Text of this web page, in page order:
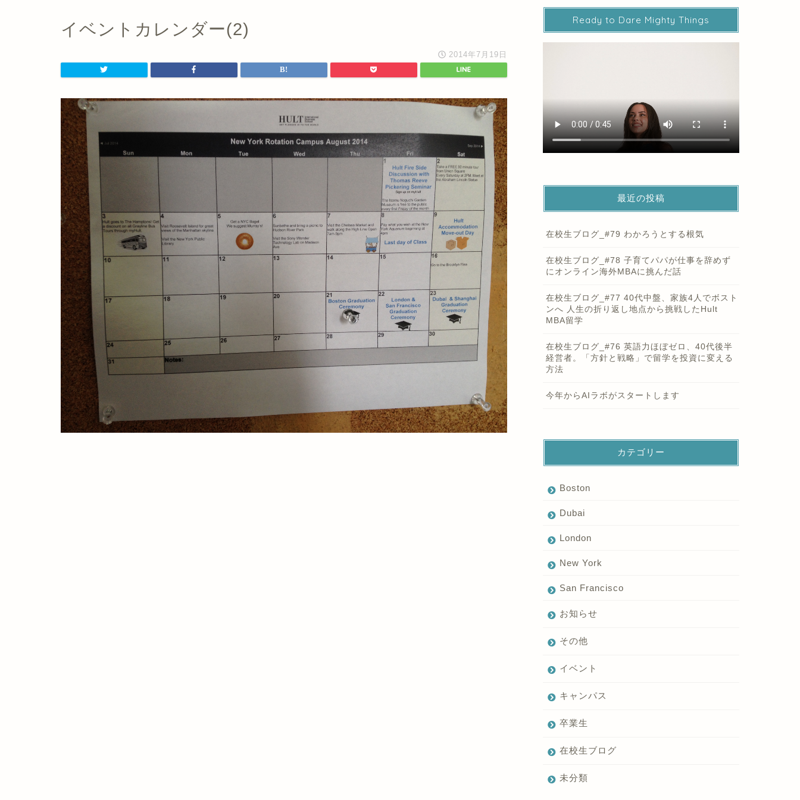
イベントカレンダー(2)
2014年7月19日
Ready to Dare Mighty Things
最近の投稿
在校生ブログ_#79 わかろうとする根気
在校生ブログ_#78 子育てパパが仕事を辞めず
にオンライン海外MBAに挑んだ話
在校生ブログ_#77 40代中盤、家族4人でボスト
ンへ 人生の折り返し地点から挑戦したHult
MBA留学
在校生ブログ_#76 英語力ほぼゼロ、40代後半
経営者。「方針と戦略」で留学を投資に変える
方法
今年からAIラボがスタートします
カテゴリー
Boston
Dubai
London
New York
San Francisco
お知らせ
その他
イベント
キャンパス
卒業生
在校生ブログ
未分類